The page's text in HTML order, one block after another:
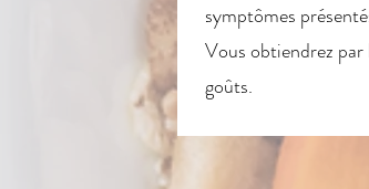
symptômes
Vous obtiendrez
goûts.